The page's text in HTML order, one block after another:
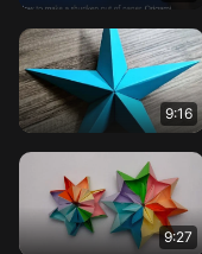
9:16
9:27